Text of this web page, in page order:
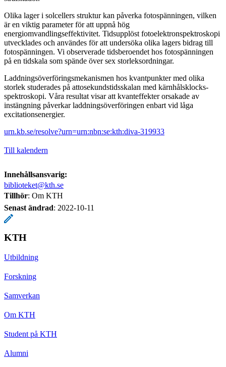
Olika lager i solcellers struktur kan påverka fotospänningen, vilken
är en viktig parameter för att uppnå hög
energiomvandlingseffektivitet. Tidsupplöst fotoelektronspektroskopi
utvecklades och användes för att undersöka olika lagers bidrag till
fotospänningen. Vi observerade tidsberoendet hos fotospänningen
på en tidskala som spände över sex storleksordningar.
Laddningsöverföringsmekanismen hos kvantpunkter med olika
storlek studerades på attosekundstidsskalan med kärnhålsklocks-
spektroskopi. Våra resultat visar att kvanteffekter orsakade av
instängning påverkar laddningsöverföringen enbart vid låga
excitationsenergier.
urn.kb.se/resolve?urn=urn:nbn:se:kth:diva-319933
Till kalendern
Innehållsansvarig:
biblioteket@kth.se
Tillhör: Om KTH
Senast ändrad: 2022-10-11
KTH
Utbildning
Forskning
Samverkan
Om KTH
Student på KTH
Alumni